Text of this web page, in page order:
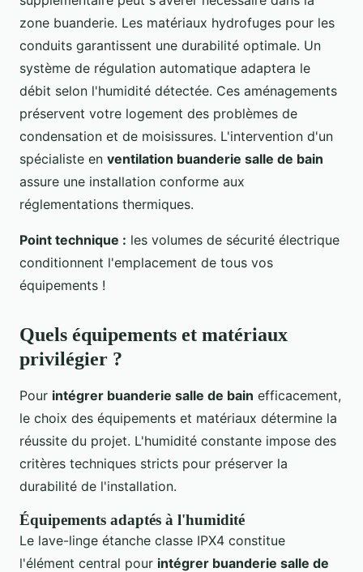
zone buanderie. Les matériaux hydrofuges pour les
conduits garantissent une durabilité optimale. Un
système de régulation automatique adaptera le
débit selon l'humidité détectée. Ces aménagements
préservent votre logement des problèmes de
condensation et de moisissures. L'intervention d'un
spécialiste en ventilation buanderie salle de bain
assure une installation conforme aux
réglementations thermiques.
Point technique : les volumes de sécurité électrique
conditionnent l'emplacement de tous vos
équipements !
Quels équipements et matériaux
privilégier ?
Pour intégrer buanderie salle de bain efficacement,
le choix des équipements et matériaux détermine la
réussite du projet. L'humidité constante impose des
critères techniques stricts pour préserver la
durabilité de l'installation.
Équipements adaptés à l'humidité
Le lave-linge étanche classe IPX4 constitue
l'élément central pour intégrer buanderie salle de